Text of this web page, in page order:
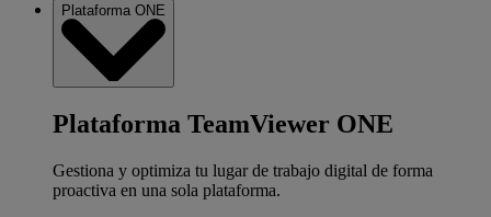
Plataforma ONE
Plataforma TeamViewer ONE
Gestiona y optimiza tu lugar de trabajo digital de forma
proactiva en una sola plataforma.